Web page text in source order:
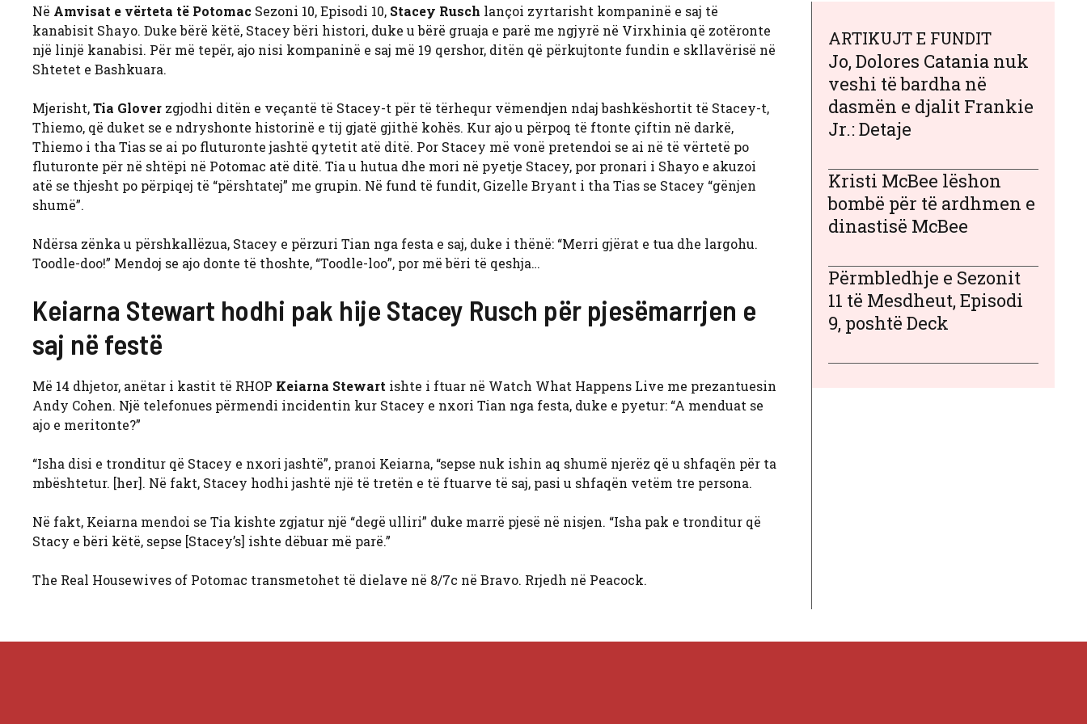
Në Amvisat e vërteta të Potomac Sezoni 10, Episodi 10, Stacey Rusch lançoi zyrtarisht kompaninë e saj të
kanabisit Shayo. Duke bërë këtë, Stacey bëri histori, duke u bërë gruaja e parë me ngjyrë në Virxhinia që zotëronte
një linjë kanabisi. Për më tepër, ajo nisi kompaninë e saj më 19 qershor, ditën që përkujtonte fundin e skllavërisë në
Shtetet e Bashkuara.
Mjerisht,Tia Glover zgjodhi ditën e veçantë të Stacey-t për të tërhequr vëmendjen ndaj bashkëshortit të Stacey-t,
Thiemo, që duket se e ndryshonte historinë e tij gjatë gjithë kohës. Kur ajo u përpoq të ftonte çiftin në darkë,
Thiemo i tha Tias se ai po fluturonte jashtë qytetit atë ditë. Por Stacey më vonë pretendoi se ai në të vërtetë po
fluturonte për në shtëpi në Potomac atë ditë. Tia u hutua dhe mori në pyetje Stacey, por pronari i Shayo e akuzoi
atë se thjesht po përpiqej të “përshtatej” me grupin. Në fund të fundit, Gizelle Bryant i tha Tias se Stacey “gënjen
shumë”.
Ndërsa zënka u përshkallëzua, Stacey e përzuri Tian nga festa e saj, duke i thënë: “Merri gjërat e tua dhe largohu.
Toodle-doo!” Mendoj se ajo donte të thoshte, “Toodle-loo”, por më bëri të qeshja…
Keiarna Stewart hodhi pak hije Stacey Rusch për pjesëmarrjen e
saj në festë
Më 14 dhjetor, anëtar i kastit të RHOP Keiarna Stewart ishte i ftuar në Watch What Happens Live me prezantuesin
Andy Cohen. Një telefonues përmendi incidentin kur Stacey e nxori Tian nga festa, duke e pyetur: “A menduat se
ajo e meritonte?”
“Isha disi e tronditur që Stacey e nxori jashtë”, pranoi Keiarna, “sepse nuk ishin aq shumë njerëz që u shfaqën për ta
mbështetur. [her]. Në fakt, Stacey hodhi jashtë një të tretën e të ftuarve të saj, pasi u shfaqën vetëm tre persona.
Në fakt, Keiarna mendoi se Tia kishte zgjatur një “degë ulliri” duke marrë pjesë në nisjen. “Isha pak e tronditur që
Stacy e bëri këtë, sepse [Stacey’s] ishte dëbuar më parë.”
The Real Housewives of Potomac transmetohet të dielave në 8/7c në Bravo. Rrjedh në Peacock.
ARTIKUJT E FUNDIT
Jo, Dolores Catania nuk
veshi të bardha në
dasmën e djalit Frankie
Jr.: Detaje
Kristi McBee lëshon
bombë për të ardhmen e
dinastisë McBee
Përmbledhje e Sezonit
11 të Mesdheut, Episodi
9, poshtë Deck